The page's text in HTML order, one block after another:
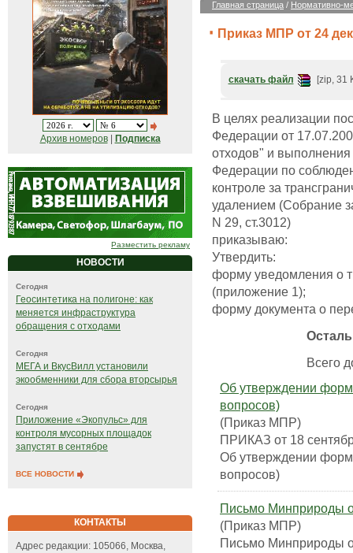
Архив номеров| Подписка
Разместить рекламу
НОВОСТИ
Сегодня
Геосинтетика на полигоне: как
меняется инфраструктура
обращения с отходами
Сегодня
МЕГА и ВкусВилл установили
экообменники для сбора вторсырья
Сегодня
Приложение «Экопульс» для
контроля мусорных площадок
запустят в сентябре
ВСЕ НОВОСТИ
КОНТАКТЫ
Адрес редакции: 105066, Москва,
Главная страница / Нормативно-
Приказ МПР от 24
скачать файл [zip, 31
В целях реализации
Федерации от
отходов" и
Федерации по
контроле за
удалением (Собрание
N 29, ст.3012)
приказываю:
Утвердить:
форму уведомления о
(приложение 1);
форму документа о
Всего
Об утверждении форм
вопросов)
(Приказ МПР)
ПРИКАЗ от 18
Об утверждении форм
вопросов)
Письмо Минприроды
(Приказ МПР)
Письмо Минприроды